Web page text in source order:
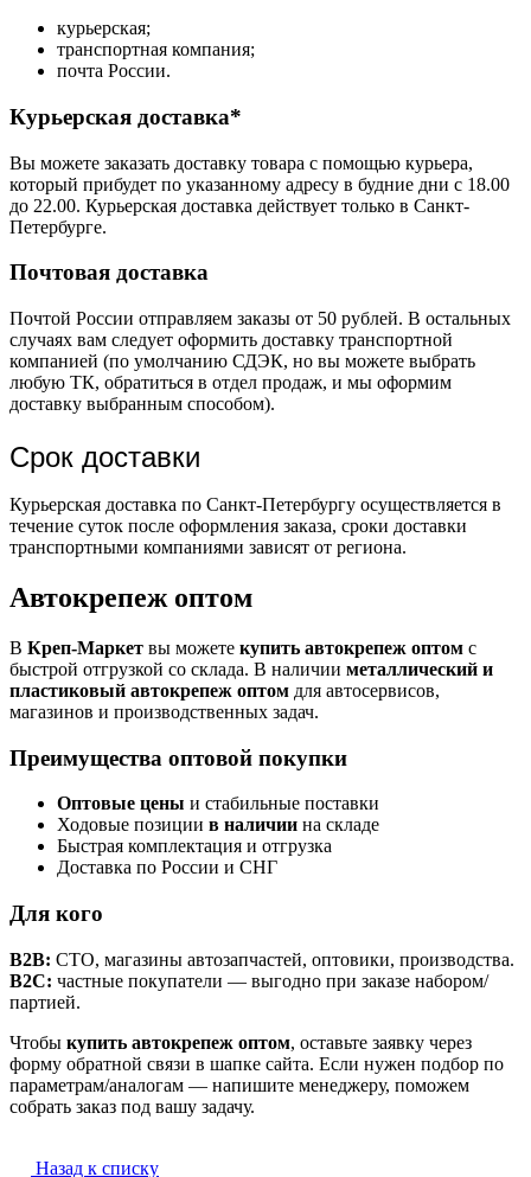
курьерская;
транспортная компания;
почта России.
Курьерская доставка*
Вы можете заказать доставку товара с помощью курьера,
который прибудет по указанному адресу в будние дни с 18.00
до 22.00. Курьерская доставка действует только в Санкт-
Петербурге.
Почтовая доставка
Почтой России отправляем заказы от 50 рублей. В остальных
случаях вам следует оформить доставку транспортной
компанией (по умолчанию СДЭК, но вы можете выбрать
любую ТК, обратиться в отдел продаж, и мы оформим
доставку выбранным способом).
Срок доставки
Курьерская доставка по Санкт-Петербургу осуществляется в
течение суток после оформления заказа, сроки доставки
транспортными компаниями зависят от региона.
Автокрепеж оптом
В Креп-Маркет вы можете купить автокрепеж оптом с
быстрой отгрузкой со склада. В наличии металлический и
пластиковый автокрепеж оптом для автосервисов,
магазинов и производственных задач.
Преимущества оптовой покупки
Оптовые цены и стабильные поставки
Ходовые позиции в наличии на складе
Быстрая комплектация и отгрузка
Доставка по России и СНГ
Для кого
B2B: СТО, магазины автозапчастей, оптовики, производства.
B2C: частные покупатели — выгодно при заказе набором/
партией.
Чтобы купить автокрепеж оптом, оставьте заявку через
форму обратной связи в шапке сайта. Если нужен подбор по
параметрам/аналогам — напишите менеджеру, поможем
собрать заказ под вашу задачу.
Назад к списку